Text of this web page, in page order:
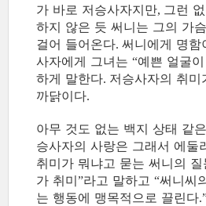
가 바로 저승사자지만, 그런
하지 않은 듯 써니는 그의 가
걸어 들어온다. 써니에게 명함
사자에게 그녀는 “예쁜 얼굴
하게 말한다. 저승사자의 취미
까닭이다.
아무 것도 없는 백지 상태 같
승사자의 사랑은 그래서 에둘
취미가 뭐냐고 묻는 써니의
가 취미”라고 말하고 “써니씨
는 행동에 맹목적으로 끌린다